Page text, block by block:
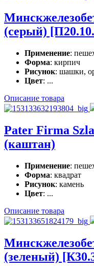
(серый)
Применение:
Форма: кирпич
Рисунок: шашки,
Цвет: ...
Описание товара
Pater Firma
(каштан)
Применение:
Форма: квадрат
Рисунок: камень
Цвет: ...
Описание товара
(зеленый)